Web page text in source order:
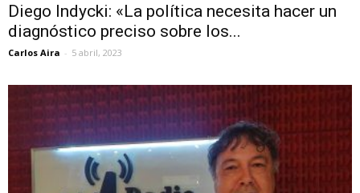
Diego Indycki: «La política necesita hacer un
diagnóstico preciso sobre los...
Carlos Aira - 5 abril, 2023